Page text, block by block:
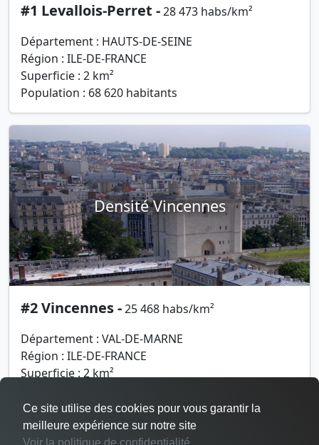
#1 Levallois-Perret -28 473 habs/km²
Département : HAUTS-DE-SEINE
Région : ILE-DE-FRANCE
Superficie : 2 km²
Population : 68 620 habitants
Densité Vincennes
#2 Vincennes -25 468 habs/km²
Département : VAL-DE-MARNE
Région : ILE-DE-FRANCE
Superficie : 2 km²
Ce site utilise des cookies pour vous garantir la
meilleure expérience sur notre site
Voir la politique de confidentialité